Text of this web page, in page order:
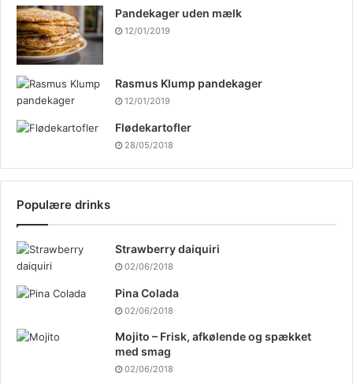
Pandekager uden mælk
12/01/2019
Rasmus Klump pandekager
12/01/2019
Flødekartofler
28/05/2018
Populære drinks
Strawberry daiquiri
02/06/2018
Pina Colada
02/06/2018
Mojito – Frisk, afkølende og spækket
med smag
02/06/2018